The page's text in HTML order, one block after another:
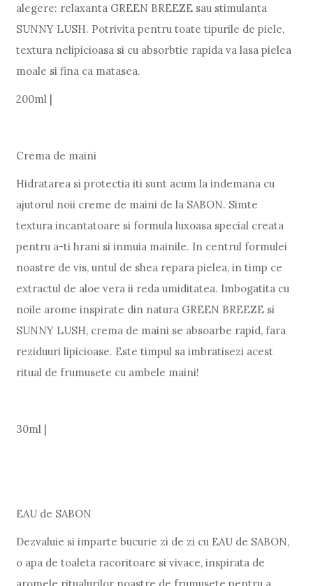
alegere: relaxanta GREEN BREEZE sau stimulanta
SUNNY LUSH. Potrivita pentru toate tipurile de piele,
textura nelipicioasa si cu absorbtie rapida va lasa pielea
moale si fina ca matasea.
200ml |
Crema de maini
Hidratarea si protectia iti sunt acum la indemana cu
ajutorul noii creme de maini de la SABON. Simte
textura incantatoare si formula luxoasa special creata
pentru a-ti hrani si inmuia mainile. In centrul formulei
noastre de vis, untul de shea repara pielea, in timp ce
extractul de aloe vera ii reda umiditatea. Imbogatita cu
noile arome inspirate din natura GREEN BREEZE si
SUNNY LUSH, crema de maini se absoarbe rapid, fara
reziduuri lipicioase. Este timpul sa imbratisezi acest
ritual de frumusete cu ambele maini!
30ml |
EAU de SABON
Dezvaluie si imparte bucurie zi de zi cu EAU de SABON,
o apa de toaleta racoritoare si vivace, inspirata de